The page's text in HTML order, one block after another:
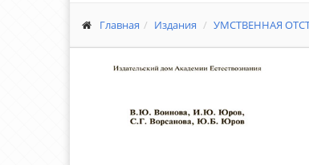
Главная Издания УМСТВЕННАЯ